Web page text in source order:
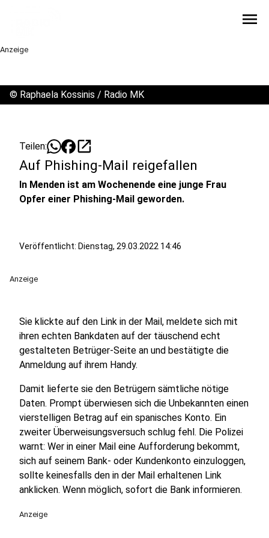
menu
Anzeige
© Raphaela Kossinis / Radio MK
Teilen: open_in_new
Auf Phishing-Mail reigefallen
In Menden ist am Wochenende eine junge Frau
Opfer einer Phishing-Mail geworden.
Veröffentlicht: Dienstag, 29.03.2022 14:46
Anzeige
Sie klickte auf den Link in der Mail, meldete sich mit
ihren echten Bankdaten auf der täuschend echt
gestalteten Betrüger-Seite an und bestätigte die
Anmeldung auf ihrem Handy.
Damit lieferte sie den Betrügern sämtliche nötige
Daten. Prompt überwiesen sich die Unbekannten einen
vierstelligen Betrag auf ein spanisches Konto. Ein
zweiter Überweisungsversuch schlug fehl. Die Polizei
warnt: Wer in einer Mail eine Aufforderung bekommt,
sich auf seinem Bank- oder Kundenkonto einzuloggen,
sollte keinesfalls den in der Mail erhaltenen Link
anklicken. Wenn möglich, sofort die Bank informieren.
Anzeige